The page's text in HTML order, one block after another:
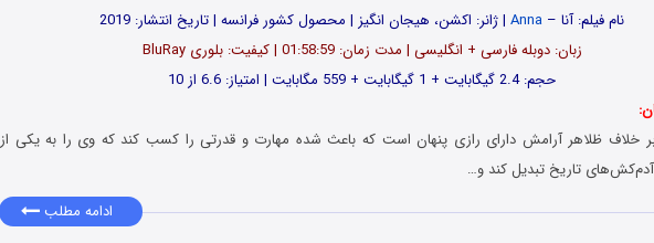
نام فیلم: آنا – Anna| ژانر: اکشن، هیجان انگیز | محصول کشور فرانسه | تاریخ انتشار: 2019
زبان: دوبله فارسی + انگلیسی | مدت زمان: 01:58:59 | کیفیت: بلوری BluRay
حجم: 2.4 گیگابایت + 1 گیگابایت + 559 مگابایت | امتیاز: 6.6 از 10
بر خلاف ظلاهر آرامش دارای رازی پنهان است که باعث شده مهارت و قدرتی را کسب کند که وی را به یکی از
تاریخ تبدیل کند و…
ادامه مطلب